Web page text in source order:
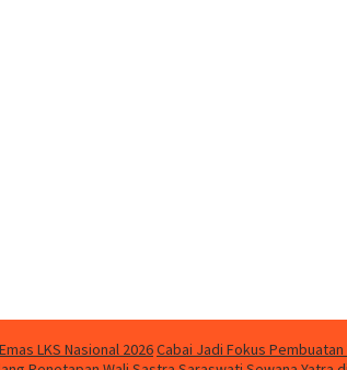
LKS Nasional 2026Cabai Jadi Fokus Pembuatan